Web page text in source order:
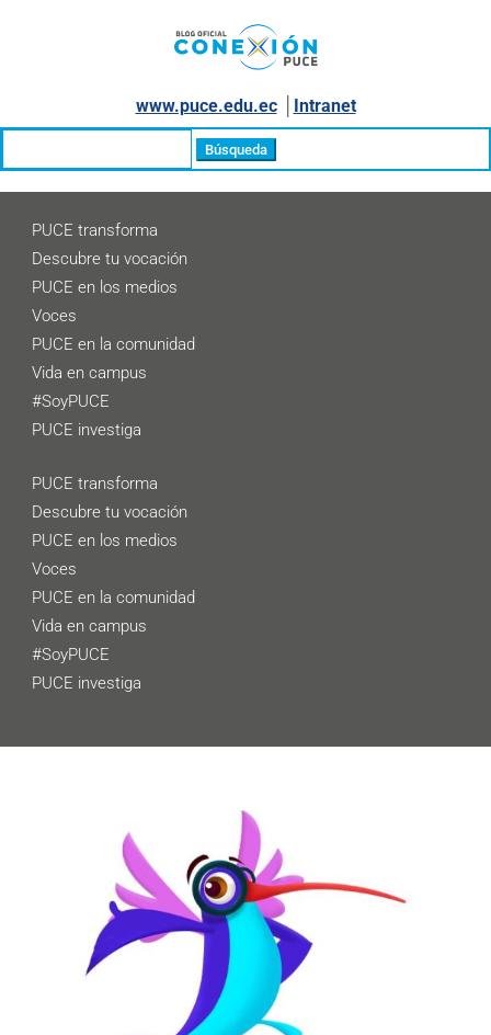
www.puce.edu.ec│ Intranet
PUCE transforma
Descubre tu vocación
PUCE en los medios
Voces
PUCE en la comunidad
Vida en campus
#SoyPUCE
PUCE investiga
PUCE transforma
Descubre tu vocación
PUCE en los medios
Voces
PUCE en la comunidad
Vida en campus
#SoyPUCE
PUCE investiga